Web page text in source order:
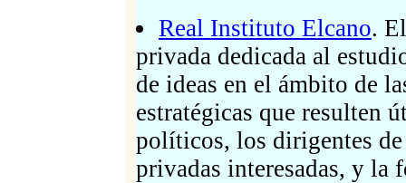
Real Instituto Elcano.
privada dedicada al
de ideas en el ámbito de
estratégicas que resulten
políticos, los dirigentes
privadas interesadas, y